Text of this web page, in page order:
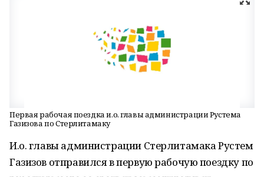
Первая рабочая поездка и.о. главы администрации Рустема
Газизова по Стерлитамаку
И.о. главы администрации Стерлитамака Рустем
Газизов отправился в первую рабочую поездку по